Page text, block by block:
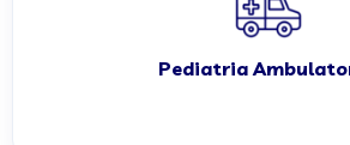
Pediatria